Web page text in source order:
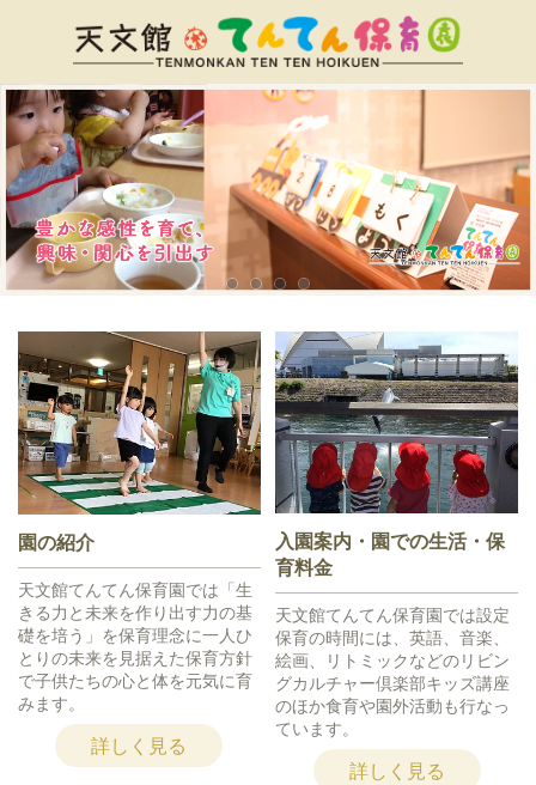
園の紹介
天文館てんてん保育園では「生
きる力と未来を作り出す力の基
礎を培う」を保育理念に一人ひ
とりの未来を見据えた保育方針
で子供たちの心と体を元気に育
みます。
詳しく見る
入園案内・園での生活・保
育料金
天文館てんてん保育園では設定
保育の時間には、英語、音楽、
絵画、リトミックなどのリビン
グカルチャー倶楽部キッズ講座
のほか食育や園外活動も行なっ
ています。
詳しく見る